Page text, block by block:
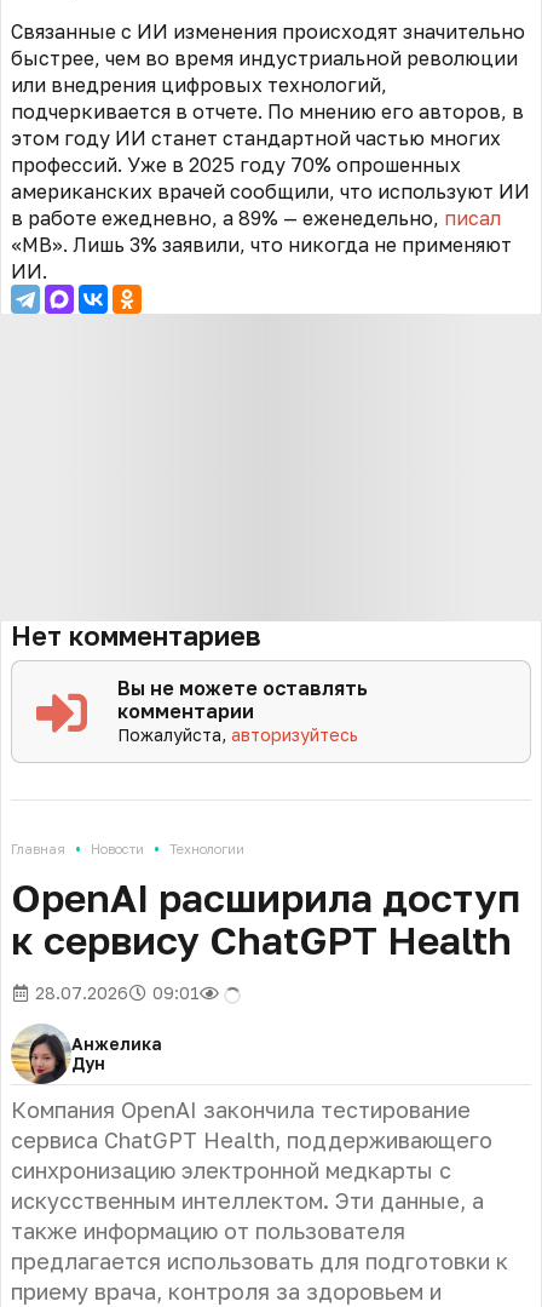
Связанные с ИИ изменения происходят значительно
быстрее, чем во время индустриальной революции
или внедрения цифровых технологий,
подчеркивается в отчете. По мнению его авторов, в
этом году ИИ станет стандартной частью многих
профессий. Уже в 2025 году 70% опрошенных
американских врачей сообщили, что используют ИИ
в работе ежедневно, а 89% — еженедельно, писал
«МВ». Лишь 3% заявили, что никогда не применяют
ИИ.
Нет комментариев
Вы не можете оставлять
комментарии
Пожалуйста,авторизуйтесь
Главная • Новости • Технологии
OpenAI расширила доступ
к сервису ChatGPT Health
28.07.2026 09:01
Анжелика
Дун
Компания OpenAI закончила тестирование
сервиса ChatGPT Health, поддерживающего
синхронизацию электронной медкарты с
искусственным интеллектом. Эти данные, а
также информацию от пользователя
предлагается использовать для подготовки к
приему врача, контроля за здоровьем и